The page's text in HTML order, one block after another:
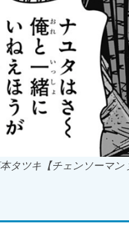
タツキ【チェンソーマン